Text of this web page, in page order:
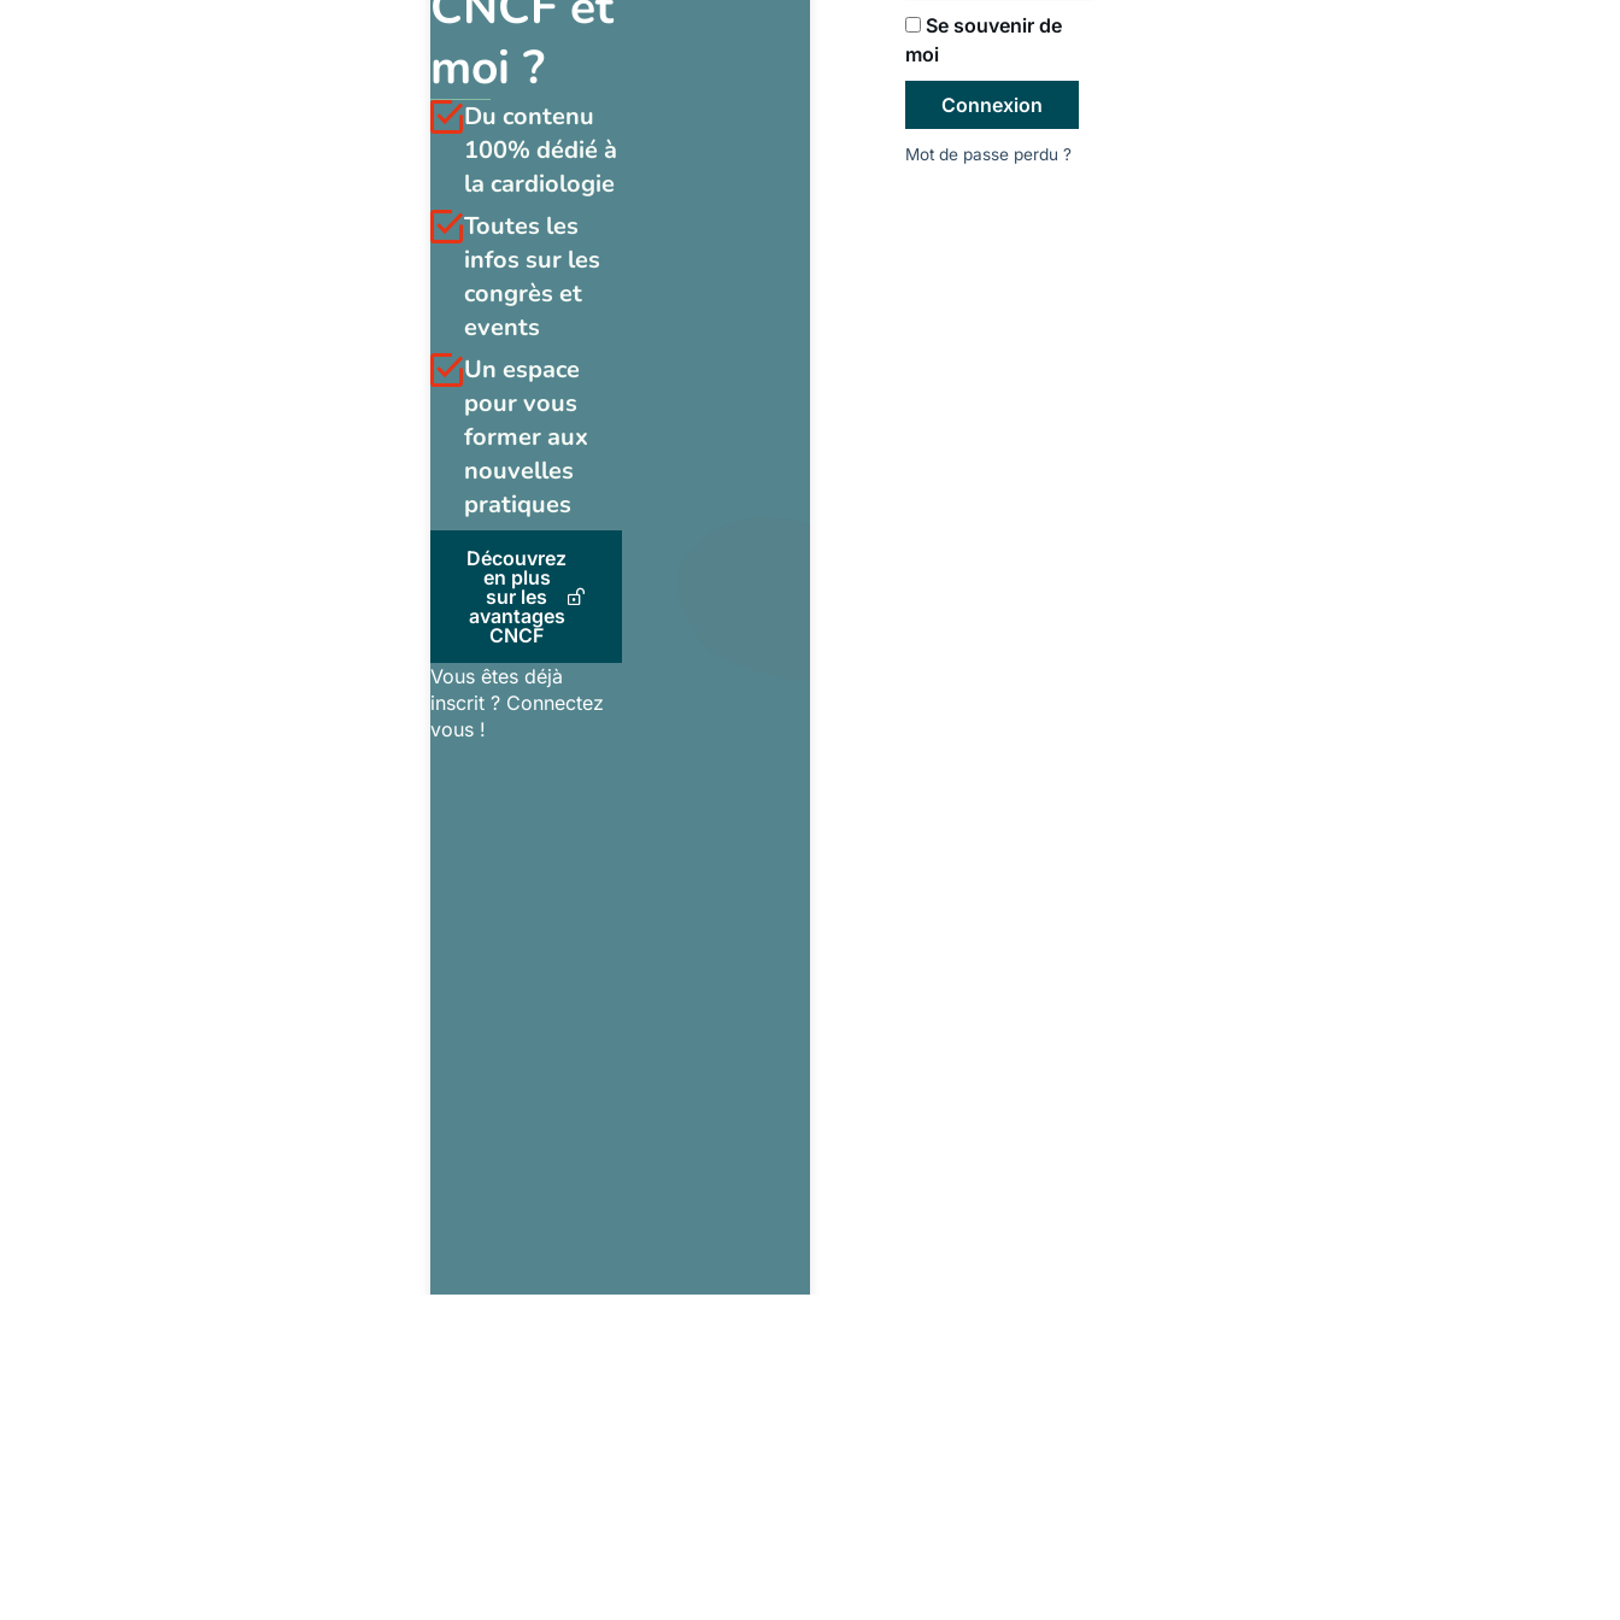
moi ?
Du contenu
100% dédié à
la cardiologie
Toutes les
infos sur les
congrès et
events
Un espace
pour vous
former aux
nouvelles
pratiques
Découvrez
en plus
sur les
avantages
CNCF
Vous êtes déjà
inscrit ? Connectez
vous !
Se souvenir de
moi
Connexion
Mot de passe perdu ?